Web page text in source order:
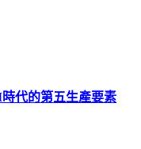
代的第五生產要素